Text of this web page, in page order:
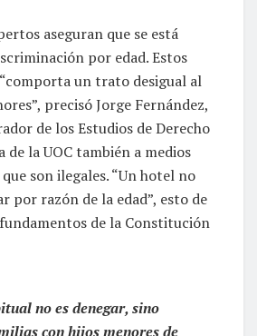
aseguran que se está
por edad. Estos
un trato desigual al
precisó Jorge Fernández,
de los Estudios de Derecho
de la UOC también a medios
son ilegales. “Un hotel no
por razón de la edad”, esto de
de la Constitución
no es denegar, sino
con hijos menores de